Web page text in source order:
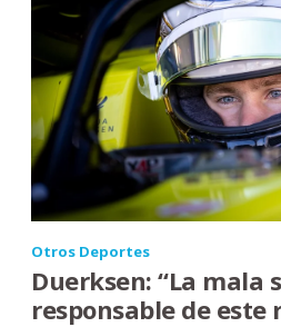
Otros Deportes
Duerksen: “La mala
responsable de este